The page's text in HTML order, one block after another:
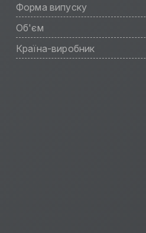
Форма випуску
Об'єм
Країна-виробник